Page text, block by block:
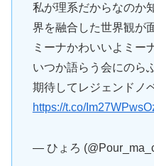
私が理系だからなのか
界を融合した世界観が
ミーナかわいいよミー
いつか語らう会にのら
期待してレジェンドノ
https://t.co/
— ひょろ